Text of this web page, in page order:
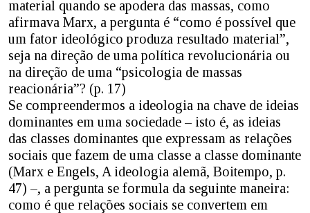
material quando se apodera das massas, como
afirmava Marx, a pergunta é “como é possível que
um fator ideológico produza resultado material”,
seja na direção de uma política revolucionária ou
na direção de uma “psicologia de massas
reacionária”? (p. 17)
Se compreendermos a ideologia na chave de ideias
dominantes em uma sociedade – isto é, as ideias
das classes dominantes que expressam as relações
sociais que fazem de uma classe a classe dominante
(Marx e Engels, A ideologia alemã, Boitempo, p.
47) –, a pergunta se formula da seguinte maneira:
como é que relações sociais se convertem em